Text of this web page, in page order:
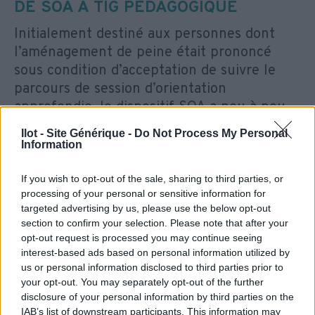
Ilot - Site Générique - Do Not Process My Personal
Information
If you wish to opt-out of the sale, sharing to third parties, or
processing of your personal or sensitive information for
targeted advertising by us, please use the below opt-out
section to confirm your selection. Please note that after your
opt-out request is processed you may continue seeing
interest-based ads based on personal information utilized by
us or personal information disclosed to third parties prior to
your opt-out. You may separately opt-out of the further
disclosure of your personal information by third parties on the
IAB’s list of downstream participants. This information may
DE SOA À TIG PÉDAGOGIQUE
Initialement destiné aux personnes dont
l’aménagement de peine était prononcé
sous condition d’acceptation de suivre le
parcours de session d’orientation
approfondie, le dispositif SOA a peu à peu
accueilli une grande majorité de personnes
condamnées à un Travail d’intérêt général
d’établir un projet professionnel en
adéquation avec les souhaits et
compétences du TIGiste est d’utilité
général. Être en emploi favorise la
réinsertion et éloigne des risques de
récidive : la société comme la personne
condamnée à un TIG en sortent gagnants.